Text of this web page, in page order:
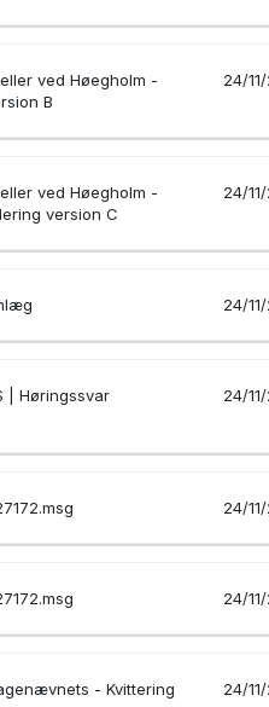
ved Høegholm -
B
24/
ved Høegholm -
version C
24/
24/
| Høringssvar
24/
24/
24/
- Kvittering
24/